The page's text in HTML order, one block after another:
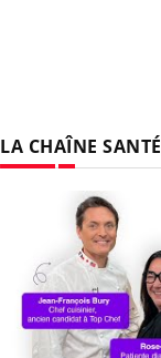
LA CHAÎNE SANTÉ